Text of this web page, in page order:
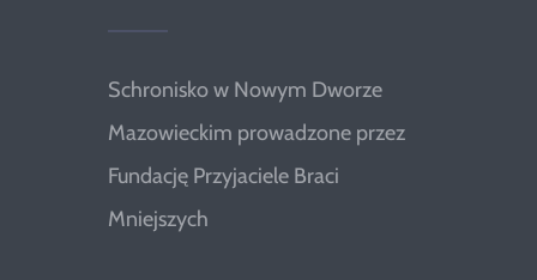
Schronisko w Nowym Dworze
Mazowieckim prowadzone przez
Fundację Przyjaciele Braci
Mniejszych